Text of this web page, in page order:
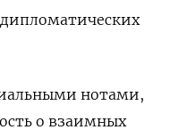
нотами,
о взаимных